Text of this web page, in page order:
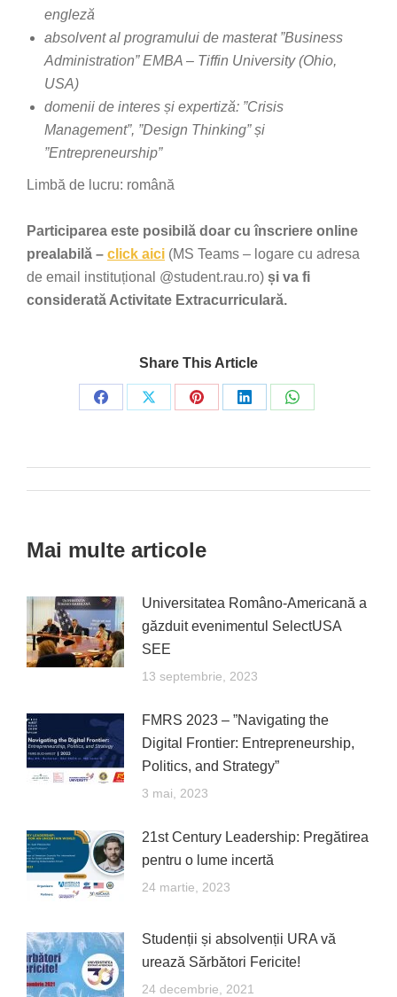
engleză
absolvent al programului de masterat ”Business
Administration” EMBA – Tiffin University (Ohio,
USA)
domenii de interes și expertiză: ”Crisis
Management”, ”Design Thinking” și
”Entrepreneurship”
Limbă de lucru: română
Participarea este posibilă doar cu înscriere online
prealabilă – click aici (MS Teams – logare cu adresa
de email instituțional @student.rau.ro) și va fi
considerată Activitate Extracurriculară.
Share This Article
Share
Share
Share
Share
Share
Post
Mai multe articole
Universitatea Româno-Americană a
găzduit evenimentul SelectUSA
SEE
13 septembrie, 2023
FMRS 2023 – ”Navigating the
Digital Frontier: Entrepreneurship,
Politics, and Strategy”
3 mai, 2023
21st Century Leadership: Pregătirea
pentru o lume incertă
24 martie, 2023
Studenții și absolvenții URA vă
urează Sărbători Fericite!
24 decembrie, 2021